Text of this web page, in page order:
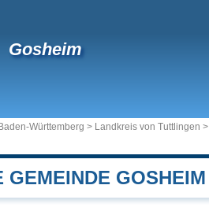
Gosheim
Württemberg > Landkreis von Tuttlingen >
GEMEINDE GOSHEIM